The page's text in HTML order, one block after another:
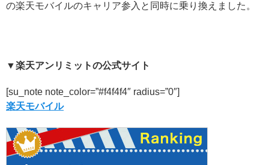
の楽天モバイルのキャリア参入と同時に乗り換えました。
▼楽天アンリミットの公式サイト
[su_note note_color=”#f4f4f4″ radius=”0″]
楽天モバイル